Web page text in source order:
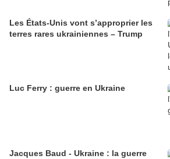
Les États-Unis vont s’approprier les
terres rares ukrainiennes – Trump
Luc Ferry : guerre en Ukraine
Jacques Baud - Ukraine : la guerre